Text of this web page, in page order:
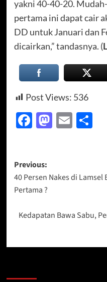
yakni 40-40-20.
pertama ini dapat cair
DD untuk Januari dan
dicairkan,” tandasnya. (
Post Views: 536
Facebook
Email
Post
navigation
Previous:
40 Persen Nakes di Lamsel
Pertama ?
Kedapatan Bawa Sabu,